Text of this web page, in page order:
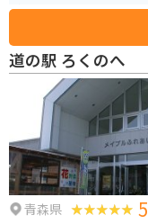
楽しめます。 お土産コーナーには、りんごやにんにくなどの特産品や、工芸
品など、旅の思い出になる品々が揃って
場も広く、休憩場所としても最適です。 春は新緑
景色が楽しめるのも魅力で
など、自然豊かな観光ス
所です。
道の駅 ろくのへ
青森県 5